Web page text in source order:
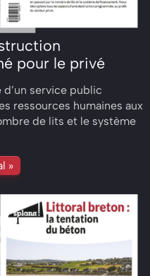
pour le privé
service public
ressources humaines aux
de lits et le système
»